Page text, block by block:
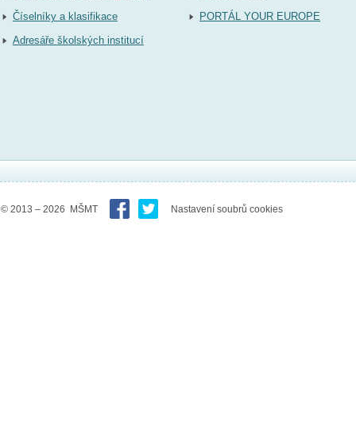
Číselníky a klasifikace
Adresáře školských institucí
PORTÁL YOUR EUROPE
© 2013 – 2026 MŠMT Nastavení soubrů cookies